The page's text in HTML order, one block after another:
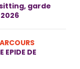
garde
EPIDE DE